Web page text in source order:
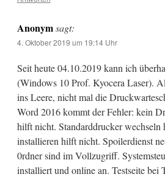
Anonym sagt:
4. Oktober 2019 um 19:14 Uhr
Seit heute 04.10.2019 kann ich
(Windows 10 Prof. Kyocera Laser).
ins Leere, nicht mal die
Word 2016 kommt der Fehler: kein
hilft nicht. Standarddrucker
installieren hilft nicht. Spoilerdienst
0rdner sind im Vollzugriff.
installiert und online an. Testseite bei